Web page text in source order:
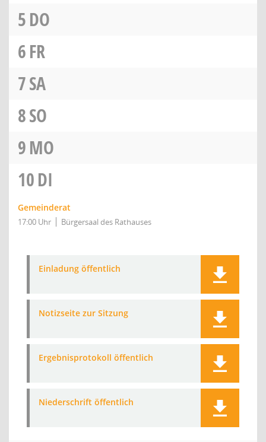
5DO
6FR
7SA
8SO
9MO
10DI
Gemeinderat
17:00 Uhr Bürgersaal des Rathauses
Einladung öffentlich
Notizseite zur Sitzung
Ergebnisprotokoll öffentlich
Niederschrift öffentlich